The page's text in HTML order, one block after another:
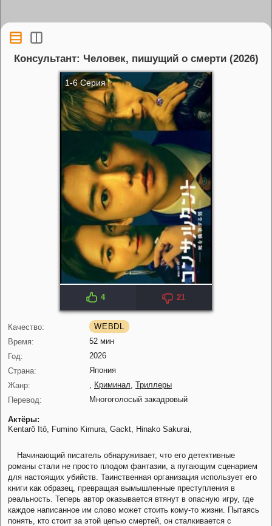
Консультант: Человек, пишущий о смерти (2026)
4 21
1-6 Серия
Качество:
WEBDL
Время:
52 мин
Год:
2026
Страна:
Япония
Жанр:
Криминал Триллеры
Перевод:
Многоголосый закадровый
Актёры:
Kentarô Itô,
Fumino Kimura, Gackt, Hinako Sakurai,
Начинающий писатель обнаруживает, что его детективные
романы стали не просто плодом фантазии, а пугающим сценарием
для настоящих убийств. Таинственная организация использует его
книги как образец, превращая вымышленные преступления в
реальность. Теперь автор оказывается втянут в опасную игру, где
каждое написанное им слово может стоить кому-то жизни. Пытаясь
понять, кто стоит за этой цепью смертей, он сталкивается с